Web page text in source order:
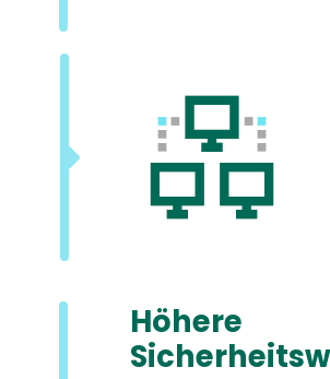
Höhere